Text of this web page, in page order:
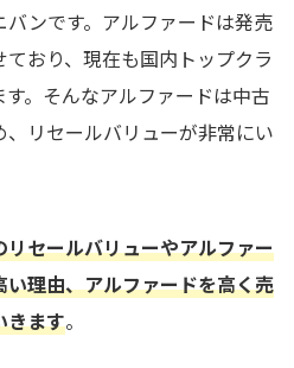
バンです。アルファードは発売
おり、現在も国内トップクラ
。そんなアルファードは中古
リセールバリューが非常にい
リセールバリューやアルファー
理由、アルファードを高く売
きます。